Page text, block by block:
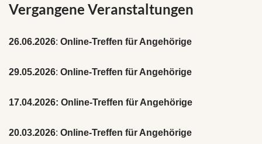
Vergangene Veranstaltungen
26.06.2026: Online-Treffen für Angehörige
29.05.2026: Online-Treffen für Angehörige
17.04.2026: Online-Treffen für Angehörige
20.03.2026: Online-Treffen für Angehörige